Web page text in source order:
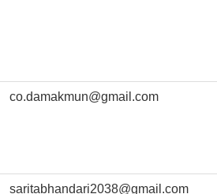
co.damakmun@gmail.com
saritabhandari2038@gmail.com